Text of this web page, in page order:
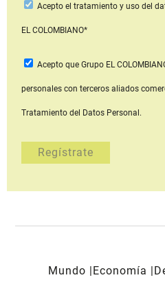
Acepto el tratamiento y uso del
EL COLOMBIANO*
Acepto que Grupo EL
personales con terceros aliados
Tratamiento del Datos Personal.
Mundo Economía